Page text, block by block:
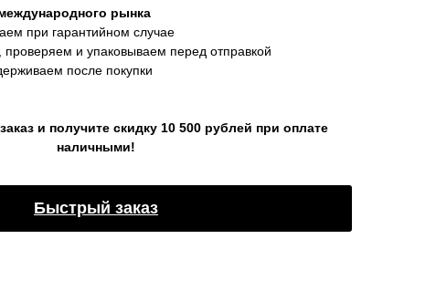
рынка
при гарантийном случае
, проверяем и упаковываем перед отправкой
после покупки
и получите скидку 10 500 рублей при оплате
наличными!
Быстрый заказ